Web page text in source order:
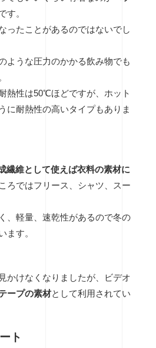
す。
ったことがあるのではないでし
ような圧力のかかる飲み物でも
熱性は50℃ほどですが、ホット
に耐熱性の高いタイプもありま
繊維として使えば衣料の素材に
ろではフリース、シャツ、スー
、軽量、速乾性があるので冬の
ます。
かけなくなりましたが、ビデオ
ープの素材として利用されてい
ト